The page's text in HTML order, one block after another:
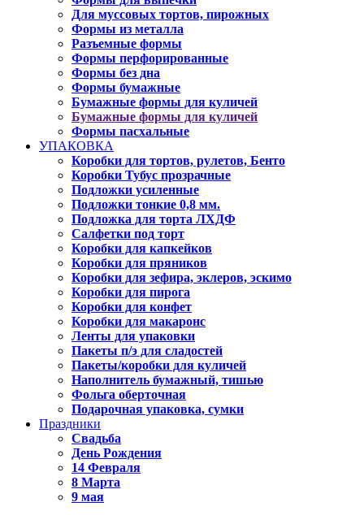
Для муссовых тортов, пирожных
Формы из металла
Разъемные формы
Формы перфорированные
Формы без дна
Формы бумажные
Бумажные формы для куличей
Бумажные формы для куличей
Формы пасхальные
УПАКОВКА
Коробки для тортов, рулетов, Бенто
Коробки Тубус прозрачные
Подложки усиленные
Подложки тонкие 0,8 мм.
Подложка для торта ЛХДФ
Салфетки под торт
Коробки для капкейков
Коробки для пряников
Коробки для зефира, эклеров, эскимо
Коробки для пирога
Коробки для конфет
Коробки для макаронс
Ленты для упаковки
Пакеты п/э для сладостей
Пакеты/коробки для куличей
Наполнитель бумажный, тишью
Фольга оберточная
Подарочная упаковка, сумки
Праздники
Свадьба
День Рождения
14 Февраля
8 Марта
9 мая